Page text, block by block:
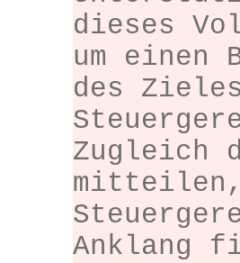
dieses
um einen
des
Zugleich
mitteilen,
Anklang